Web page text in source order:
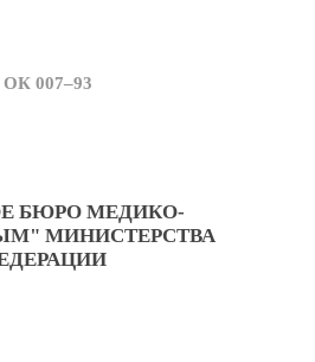
ОК 007–93
БЮРО МЕДИКО-
МИНИСТЕРСТВА